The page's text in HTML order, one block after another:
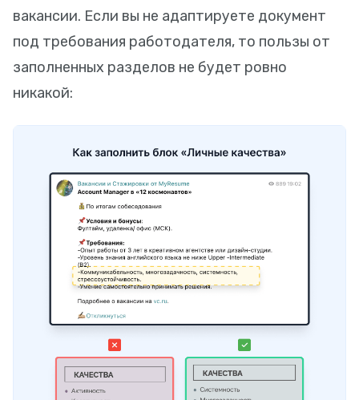
вакансии. Если вы не адаптируете документ
под требования работодателя, то пользы от
заполненных разделов не будет ровно
никакой: